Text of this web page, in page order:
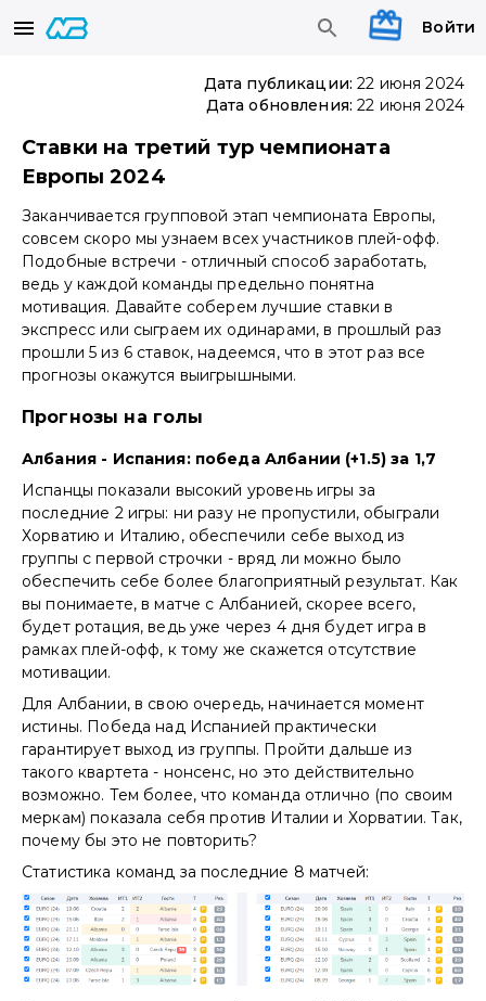
Войти
Дата публикации: 22 июня 2024
Дата обновления: 22 июня 2024
Ставки на третий тур чемпионата
Европы 2024
Заканчивается групповой этап чемпионата Европы,
совсем скоро мы узнаем всех участников плей-офф.
Подобные встречи - отличный способ заработать,
ведь у каждой команды предельно понятна
мотивация. Давайте соберем лучшие ставки в
экспресс или сыграем их одинарами, в прошлый раз
прошли 5 из 6 ставок, надеемся, что в этот раз все
прогнозы окажутся выигрышными.
Прогнозы на голы
Албания - Испания: победа Албании (+1.5) за 1,7
Испанцы показали высокий уровень игры за
последние 2 игры: ни разу не пропустили, обыграли
Хорватию и Италию, обеспечили себе выход из
группы с первой строчки - вряд ли можно было
обеспечить себе более благоприятный результат. Как
вы понимаете, в матче с Албанией, скорее всего,
будет ротация, ведь уже через 4 дня будет игра в
рамках плей-офф, к тому же скажется отсутствие
мотивации.
Для Албании, в свою очередь, начинается момент
истины. Победа над Испанией практически
гарантирует выход из группы. Пройти дальше из
такого квартета - нонсенс, но это действительно
возможно. Тем более, что команда отлично (по своим
меркам) показала себя против Италии и Хорватии. Так,
почему бы это не повторить?
Статистика команд за последние 8 матчей: